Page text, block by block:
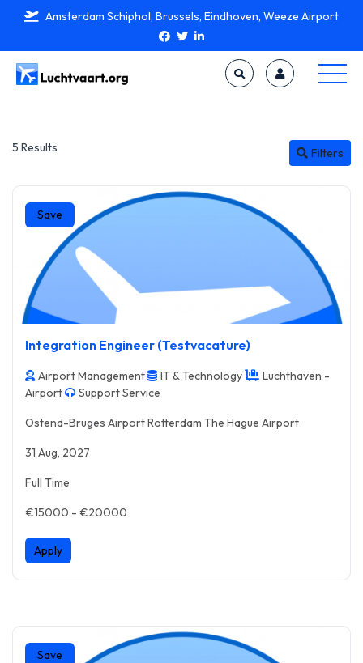
Amsterdam Schiphol, Brussels, Eindhoven, Weeze Airport
5 Results Filters
Save
Integration Engineer (Testvacature)
Airport Management IT & Technology
Luchthaven -
Airport
Support Service
Ostend-Bruges Airport Rotterdam The Hague Airport
31 Aug, 2027
Full Time
€15000 - €20000
Apply
Save